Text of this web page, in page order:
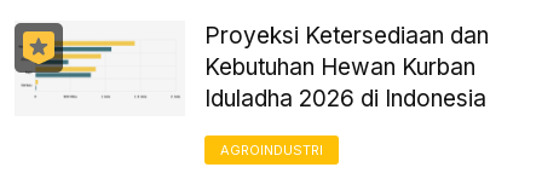
Proyeksi Ketersediaan dan
Kebutuhan Hewan Kurban
Iduladha 2026 di Indonesia
AGROINDUSTRI